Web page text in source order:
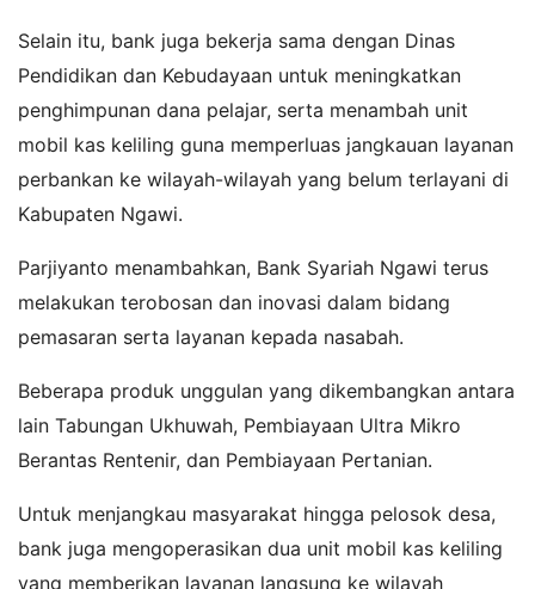
Selain itu, bank juga bekerja sama dengan Dinas
Pendidikan dan Kebudayaan untuk meningkatkan
penghimpunan dana pelajar, serta menambah unit
mobil kas keliling guna memperluas jangkauan layanan
perbankan ke wilayah-wilayah yang belum terlayani di
Kabupaten Ngawi.
Parjiyanto menambahkan, Bank Syariah Ngawi terus
melakukan terobosan dan inovasi dalam bidang
pemasaran serta layanan kepada nasabah.
Beberapa produk unggulan yang dikembangkan antara
lain Tabungan Ukhuwah, Pembiayaan Ultra Mikro
Berantas Rentenir, dan Pembiayaan Pertanian.
Untuk menjangkau masyarakat hingga pelosok desa,
bank juga mengoperasikan dua unit mobil kas keliling
yang memberikan layanan langsung ke wilayah